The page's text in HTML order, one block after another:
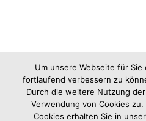
Um unsere Webseite für
fortlaufend verbessern zu
Durch die weitere Nutzung
Verwendung von Cookies
Cookies erhalten Sie in